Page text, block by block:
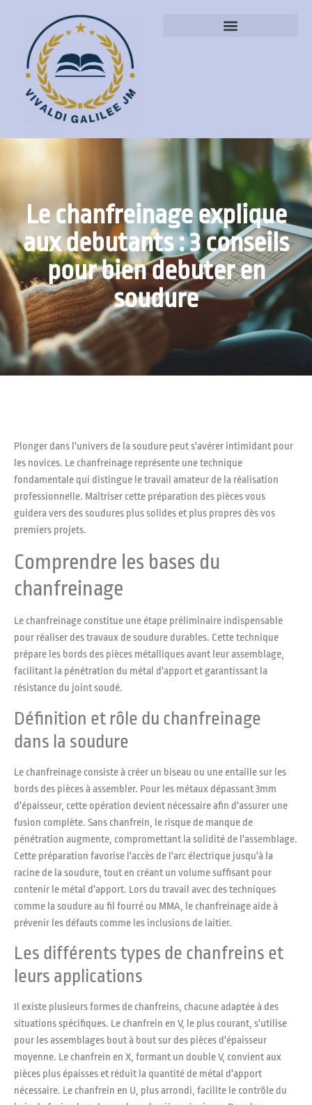
Le chanfreinage explique
aux debutants : 3 conseils
pour bien debuter en
soudure
Plonger dans l'univers de la soudure peut s'avérer intimidant pour
les novices. Le chanfreinage représente une technique
fondamentale qui distingue le travail amateur de la réalisation
professionnelle. Maîtriser cette préparation des pièces vous
guidera vers des soudures plus solides et plus propres dès vos
premiers projets.
Comprendre les bases du
chanfreinage
Le chanfreinage constitue une étape préliminaire indispensable
pour réaliser des travaux de soudure durables. Cette technique
prépare les bords des pièces métalliques avant leur assemblage,
facilitant la pénétration du métal d'apport et garantissant la
résistance du joint soudé.
Définition et rôle du chanfreinage
dans la soudure
Le chanfreinage consiste à créer un biseau ou une entaille sur les
bords des pièces à assembler. Pour les métaux dépassant 3mm
d'épaisseur, cette opération devient nécessaire afin d'assurer une
fusion complète. Sans chanfrein, le risque de manque de
pénétration augmente, compromettant la solidité de l'assemblage.
Cette préparation favorise l'accès de l'arc électrique jusqu'à la
racine de la soudure, tout en créant un volume suffisant pour
contenir le métal d'apport. Lors du travail avec des techniques
comme la soudure au fil fourré ou MMA, le chanfreinage aide à
prévenir les défauts comme les inclusions de laitier.
Les différents types de chanfreins et
leurs applications
Il existe plusieurs formes de chanfreins, chacune adaptée à des
situations spécifiques. Le chanfrein en V, le plus courant, s'utilise
pour les assemblages bout à bout sur des pièces d'épaisseur
moyenne. Le chanfrein en X, formant un double V, convient aux
pièces plus épaisses et réduit la quantité de métal d'apport
nécessaire. Le chanfrein en U, plus arrondi, facilite le contrôle du